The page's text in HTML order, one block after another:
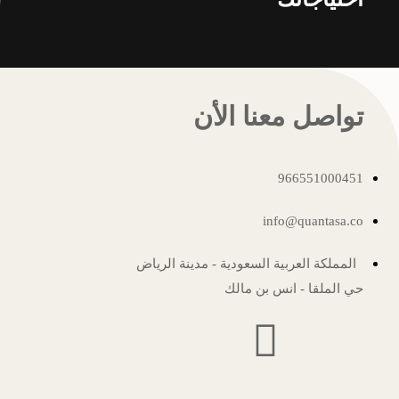
تواصل معنا الأن
966551000451
info@quantasa.co
المملكة العربية السعودية - مدينة الرياض
حي الملقا - انس بن مالك